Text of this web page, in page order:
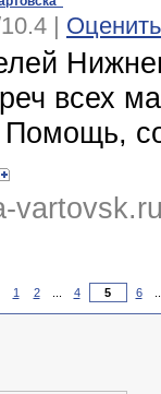
10.4 | Оценить
всех
Помощь,
1 2 4 6